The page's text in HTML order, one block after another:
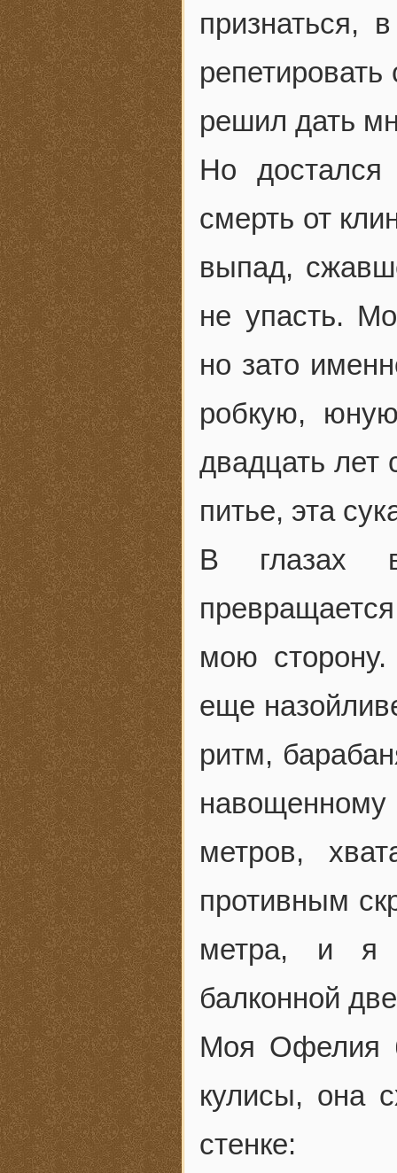
признаться,
решил дать
Но
смерть от
выпад,
не упасть.
но зато
робкую,
двадцать лет
питье, эта
В глазах
мою
еще
ритм,
метров,
противным
метра, и я
балконной
Моя Офелия
кулисы, она
стенке: